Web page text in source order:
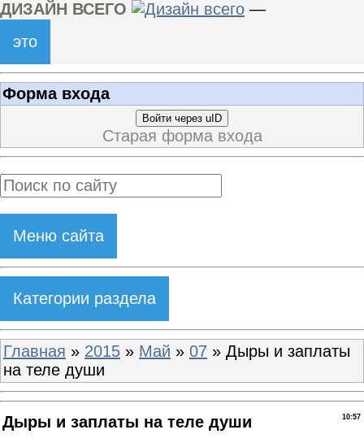
ДИЗАЙН ВСЕГО
—
это
Форма входа
Войти через uID
Старая форма входа
Меню сайта
Категории раздела
Главная » 2015 » Май » 07 » Дыры и заплаты
на теле души
10:57
Дыры и заплаты на теле души